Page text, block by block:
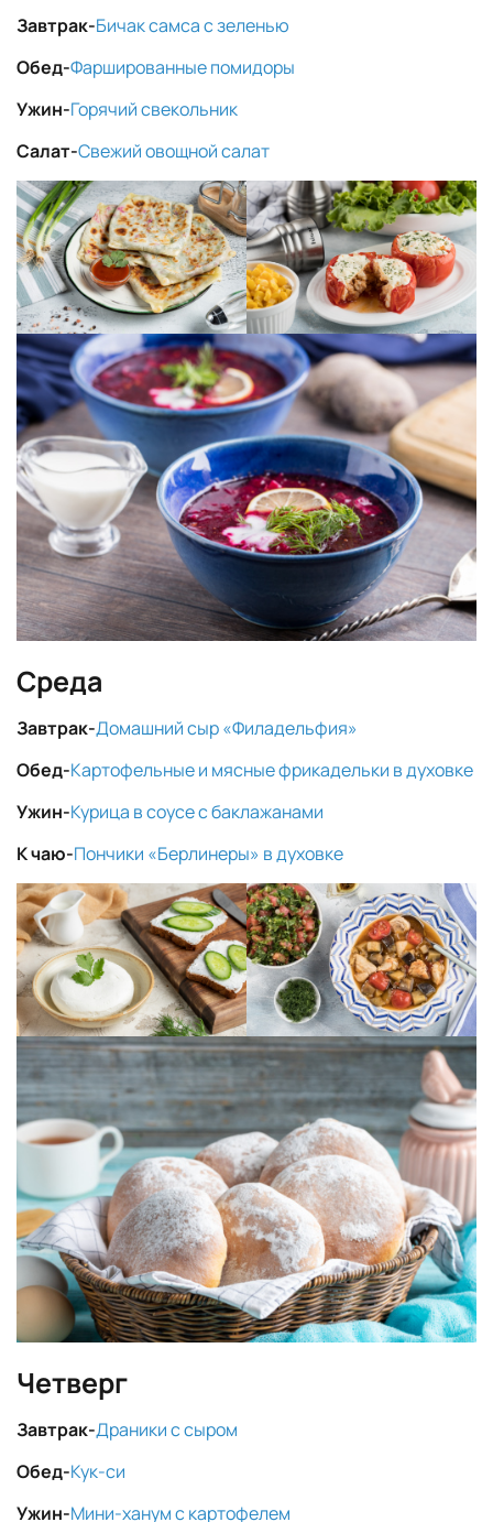
Завтрак-Бичак самса с зеленью
Обед-Фаршированные помидоры
Ужин-Горячий свекольник
Салат-Свежий овощной салат
Среда
Завтрак-Домашний сыр «Филадельфия»
Обед-Картофельные и мясные фрикадельки в духовке
Ужин-Курица в соусе с баклажанами
К чаю-Пончики «Берлинеры» в духовке
Четверг
Завтрак-Драники с сыром
Обед-Кук-си
Ужин-Мини-ханум с картофелем